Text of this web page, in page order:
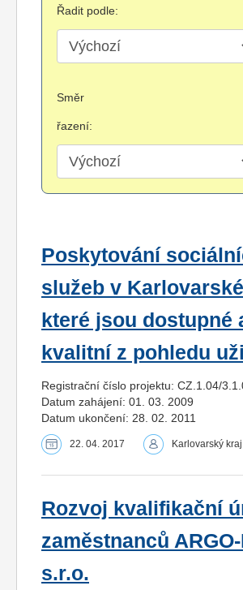
Řadit podle:
Směr
řazení:
Poskytování
služeb v
které jsou dostupné
kvalitní z pohledu
Registrační číslo projektu: CZ.1.04/
Datum zahájení: 01. 03. 2009
Datum ukončení: 28. 02. 2011
22. 04. 2017 Karlovarský kraj
Rozvoj kvalifikační
zaměstnanců
s.r.o.